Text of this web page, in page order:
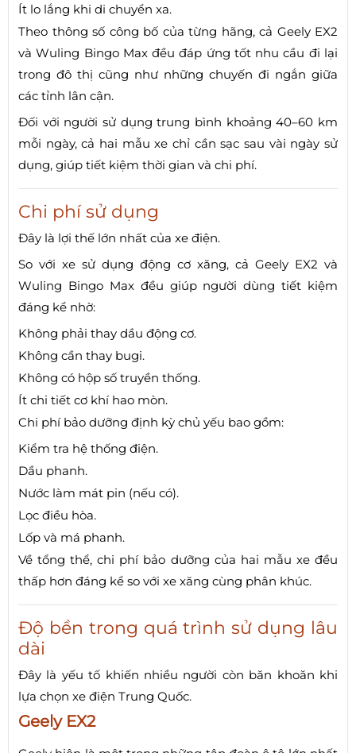
Ít lo lắng khi di chuyển xa.
Theo thông số công bố của từng hãng, cả Geely EX2
và Wuling Bingo Max đều đáp ứng tốt nhu cầu đi lại
trong đô thị cũng như những chuyến đi ngắn giữa
các tỉnh lân cận.
Đối với người sử dụng trung bình khoảng 40–60 km
mỗi ngày, cả hai mẫu xe chỉ cần sạc sau vài ngày sử
dụng, giúp tiết kiệm thời gian và chi phí.
Chi phí sử dụng
Đây là lợi thế lớn nhất của xe điện.
So với xe sử dụng động cơ xăng, cả Geely EX2 và
Wuling Bingo Max đều giúp người dùng tiết kiệm
đáng kể nhờ:
Không phải thay dầu động cơ.
Không cần thay bugi.
Không có hộp số truyền thống.
Ít chi tiết cơ khí hao mòn.
Chi phí bảo dưỡng định kỳ chủ yếu bao gồm:
Kiểm tra hệ thống điện.
Dầu phanh.
Nước làm mát pin (nếu có).
Lọc điều hòa.
Lốp và má phanh.
Về tổng thể, chi phí bảo dưỡng của hai mẫu xe đều
thấp hơn đáng kể so với xe xăng cùng phân khúc.
Độ bền trong quá trình sử dụng lâu
dài
Đây là yếu tố khiến nhiều người còn băn khoăn khi
lựa chọn xe điện Trung Quốc.
Geely EX2